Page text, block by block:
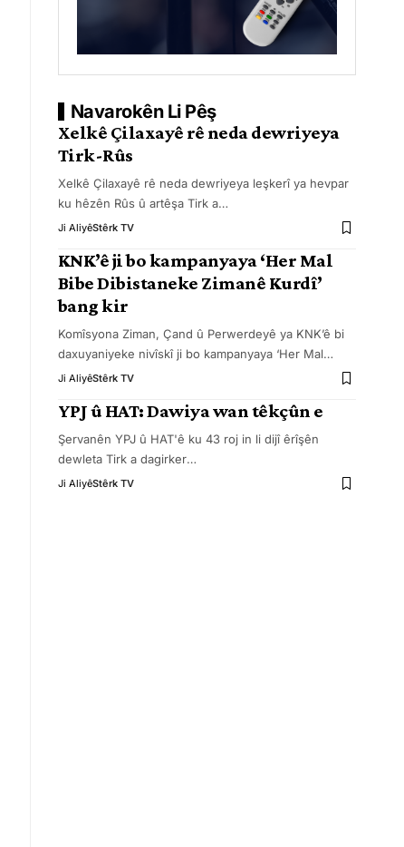
Navarokên Li Pêş
Xelkê Çilaxayê rê neda dewriyeya
Tirk-Rûs
Xelkê Çilaxayê rê neda dewriyeya leşkerî ya hevpar
ku hêzên Rûs û artêşa Tirk a…
Ji AliyêStêrk TV
KNK’ê ji bo kampanyaya ‘Her Mal
Bibe Dibistaneke Zimanê Kurdî’
bang kir
Komîsyona Ziman, Çand û Perwerdeyê ya KNK’ê bi
daxuyaniyeke nivîskî ji bo kampanyaya ‘Her Mal…
Ji AliyêStêrk TV
YPJ û HAT: Dawiya wan têkçûn e
Şervanên YPJ û HAT'ê ku 43 roj in li dijî êrîşên
dewleta Tirk a dagirker…
Ji AliyêStêrk TV